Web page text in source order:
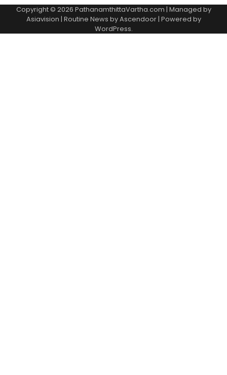
Copyright © 2026 PathanamthittaVartha.com | Managed by
Asiavision | Routine News byAscendoor| Powered by
WordPress.